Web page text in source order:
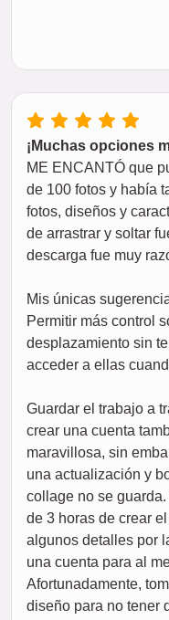
¡Muchas opciones
ME ENCANTÓ que
de 100 fotos y había
fotos, diseños y
de arrastrar y soltar
descarga fue muy
Mis únicas
Permitir más control
desplazamiento sin
acceder a ellas
Guardar el trabajo a
crear una cuenta
maravillosa, sin
una actualización y
collage no se
de 3 horas de crear
algunos detalles por
una cuenta para al
Afortunadamente,
diseño para no tener